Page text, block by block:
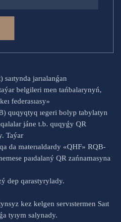
jarıalanǵan
belgileri men tańbalarynyń,
federasıasy»
quqyqtyq ıegeri bolyp tabylatyn
jáne t.b. quqyǵy QR
Taýar
da materıaldardy «QHF» RQB-
paıdalaný QR zańnamasyna
dep qarastyrylady.
kez kelgen servıstermen Saıt
tyıym salynady.